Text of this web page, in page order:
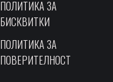
ПОЛИТИКА ЗА
БИСКВИТКИ
ПОЛИТИКА ЗА
ПОВЕРИТЕЛНОСТ